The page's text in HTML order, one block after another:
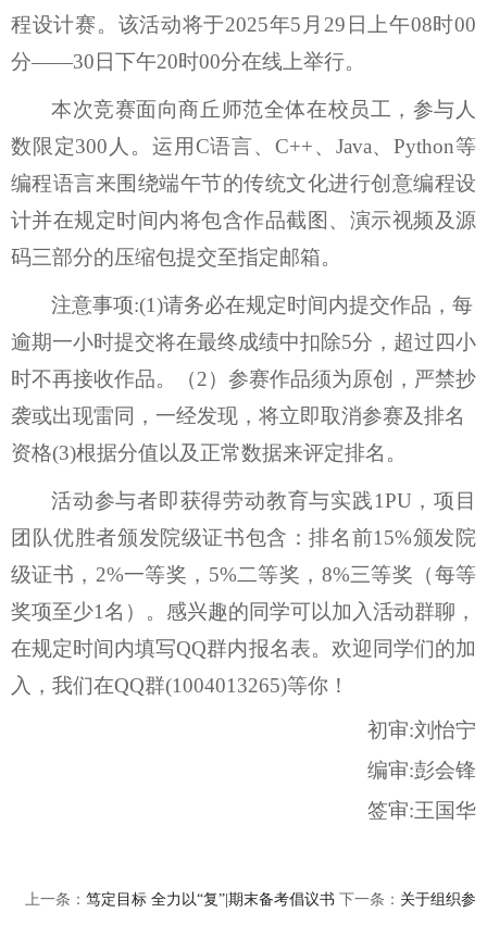
程设计赛。 该活动将于2025年5月29日上午08时00
分——30日下午20时00分在线上举行。
本次竞赛面向商丘师范全体在校员工，参与人
数限定300人 。 运用C语言、C++、Java、Python等
编程语言来围绕端午节的传统文化进行创意编程设
计并在规定时间内将包含作品截图、演示视频及源
码三部分的压缩包提交至指定邮箱。
注意事项:(1)请务必在规定时间内提交作品，每
逾期一小时提交将在最终成绩中扣除5分，超过四小
时不再接收作品。（2）参赛作品须为原创，严禁抄
袭或出现雷同，一经发现，将立即取消参赛及排名
资格(3)根据分值以及正常数据来评定排名。
活动参与者即获得劳动教育与实践1PU，项目
团队优胜者颁发院级证书包含：排名前15%颁发院
级证书，2%一等奖，5%二等奖，8%三等奖（每等
奖项至少1名）。感兴趣的同学可以加入活动群聊，
在规定时间内填写QQ群内报名表。 欢迎同学们的加
入，我们在QQ群(1004013265)等你！
初审:刘怡宁
编审:彭会锋
签审:王国华
上一条： 笃定目标 全力以“复”|期末备考倡议书 下一条： 关于组织参